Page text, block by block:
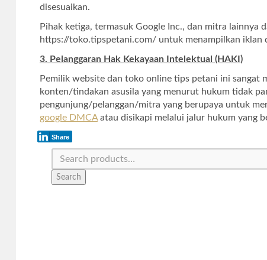
disesuaikan.
Pihak ketiga, termasuk Google Inc., dan mitra
https://toko.tipspetani.com/ untuk menampilkan iklan
3. Pelanggaran Hak Kekayaan Intelektual (HAKI)
Pemilik website dan toko online tips petani ini sangat
konten/tindakan asusila yang menurut hukum tidak
pengunjung/pelanggan/mitra yang berupaya untuk
google DMCAatau disikapi melalui jalur hukum yang
Share
Search